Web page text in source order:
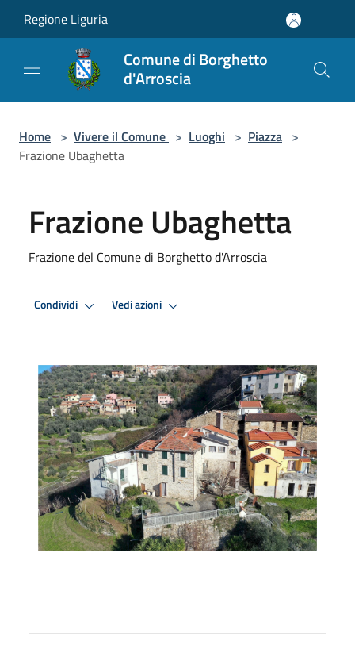
Regione Liguria
Comune di Borghetto
d'Arroscia
Home > Vivere il Comune > Luoghi > Piazza >
Frazione Ubaghetta
Frazione Ubaghetta
Frazione del Comune di Borghetto d'Arroscia
Condividi Vedi azioni